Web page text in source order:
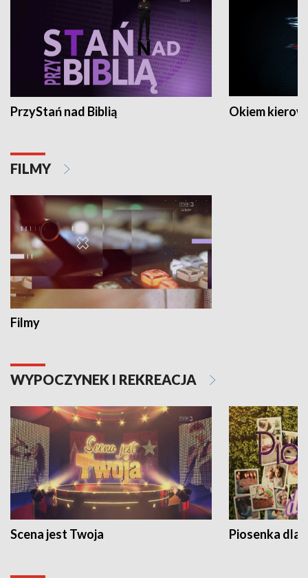
PrzyStań nad Biblią Okiem
FILMY
Filmy
WYPOCZYNEK I REKREACJA
Scena jest Twoja Piosenka dla